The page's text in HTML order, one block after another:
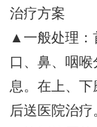
治疗方案
▲一般处理：
口、鼻、咽
息。在上、
后送医院治疗